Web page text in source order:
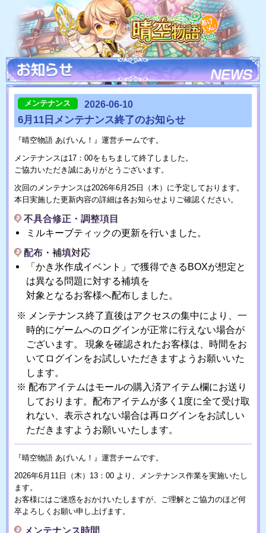
メンテナンス 2026-06-10
6月11日メンテナンス終了のお知らせ
『晴空物語 あげいん！』運営チームです。
メンテナンスは17：00をもちまして終了しました。
ご協力いただき誠にありがとうございます。
次回のメンテナンスは2026年6月25日（木）に予定しております。
本日実施した更新内容の詳細は各お知らせよりご確認ください。
不具合修正・調整項目
ミルキーブティックの更新を行いました。
配布・補填対応
「かき氷作成イベント」で獲得できるBOXが想定と
は異なる問題に対する補填を
対象となるお客様へ配布しました。
メンテナンス終了直後はアクセスの集中により、一
時的にゲームへのログインが正常に行えない場合が
ございます。 現象を確認されたお客様は、時間をお
いてログインをお試しいただきますようお願いいた
します。
配布アイテムはモールの購入済アイテム欄にお送り
しております。配布アイテムが多く1度に全て受け取
れない、表示されない場合は再ログインをお試しい
ただきますようお願いいたします。
『晴空物語 あげいん！』運営チームです。
2026年6月11日（木）13：00 より、メンテナンス作業を実施いたし
ます。
お客様にはご迷惑をおかけいたしますが、ご理解とご協力のほど何
卒よろしくお願い申し上げます。
メンテナンス時間